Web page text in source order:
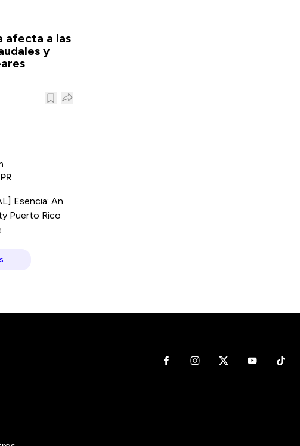
afecta a las
y
Esencia: An
Puerto Rico